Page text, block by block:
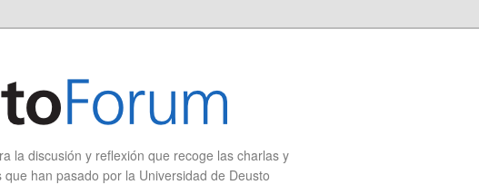
la discusión y reflexión que recoge las charlas y
han pasado por la Universidad de Deusto